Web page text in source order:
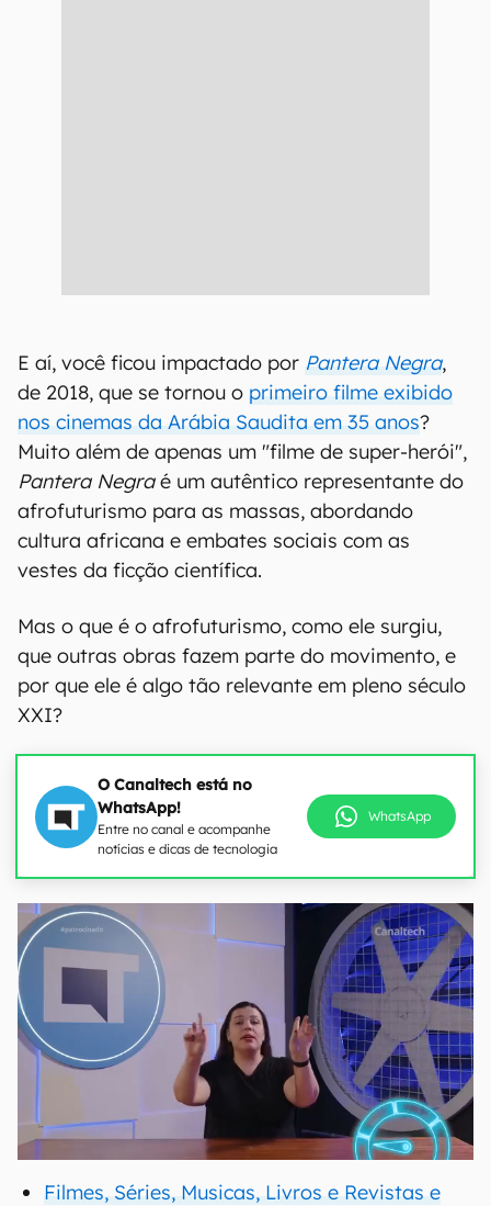
E aí, você ficou impactado por Pantera Negra,
de 2018, que se tornou o primeiro filme exibido
nos cinemas da Arábia Saudita em 35 anos?
Muito além de apenas um "filme de super-herói",
Pantera Negraé um autêntico representante do
afrofuturismo para as massas, abordando
cultura africana e embates sociais com as
vestes da ficção científica.
Mas o que é o afrofuturismo, como ele surgiu,
que outras obras fazem parte do movimento, e
por que ele é algo tão relevante em pleno século
XXI?
O Canaltech está no
WhatsApp!
Entre no canal e acompanhe
notícias e dicas de tecnologia
WhatsApp
Filmes, Séries, Musicas, Livros e Revistas e